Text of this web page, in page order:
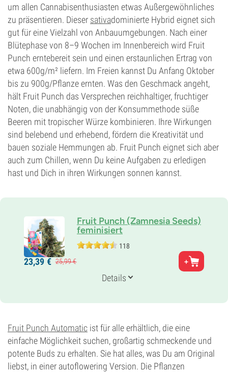
um allen Cannabisenthusiasten etwas Außergewöhnliches
zu präsentieren. Dieser sativadominierte Hybrid eignet sich
gut für eine Vielzahl von Anbauumgebungen. Nach einer
Blütephase von 8–9 Wochen im Innenbereich wird Fruit
Punch erntebereit sein und einen erstaunlichen Ertrag von
etwa 600g/m² liefern. Im Freien kannst Du Anfang Oktober
bis zu 900g/Pflanze ernten. Was den Geschmack angeht,
hält Fruit Punch das Versprechen reichhaltiger, fruchtiger
Noten, die unabhängig von der Konsummethode süße
Beeren mit tropischer Würze kombinieren. Ihre Wirkungen
sind belebend und erhebend, fördern die Kreativität und
bauen soziale Hemmungen ab. Fruit Punch eignet sich aber
auch zum Chillen, wenn Du keine Aufgaben zu erledigen
hast und Dich in ihren Wirkungen sonnen kannst.
Fruit Punch (Zamnesia Seeds)
feminisiert
118
Eltern
Skunk#1 x Haze x Northern Lights
70% Sativa
8-9 wochen
22%
CBD
0-1%
Blütentyp
Photoperiodisch
23,39 € 25,99€
Details
Fruit Punch Automatic ist für alle erhältlich, die eine
einfache Möglichkeit suchen, großartig schmeckende und
potente Buds zu erhalten. Sie hat alles, was Du am Original
liebst, in einer autoflowering Version. Die Pflanzen